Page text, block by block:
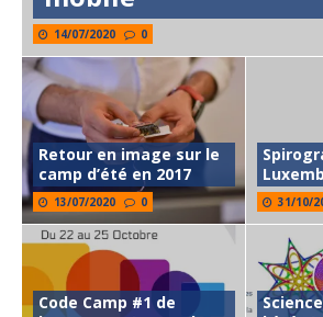
14/07/2020 0
Retour en image sur le
camp d’été en 2017
13/07/2020 0 31/10/
Code Camp #1 de